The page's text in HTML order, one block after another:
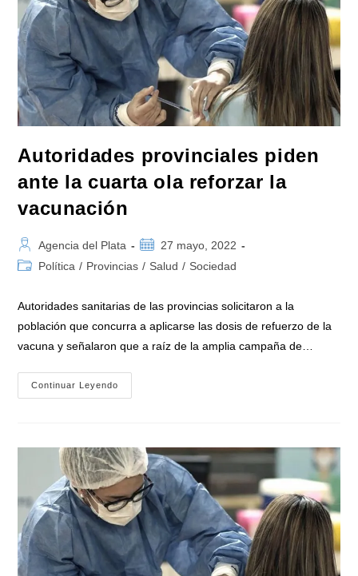
Niños
De
5
11
Años
Autoridades provinciales piden
ante la cuarta ola reforzar la
vacunación
Autor
de
Agencia del Plata
Publicación
de
27 mayo, 2022
Categoría
Política / Provincias / Salud / Sociedad
Autoridades sanitarias de las provincias solicitaron a la
población que concurra a aplicarse las dosis de refuerzo de la
vacuna y señalaron que a raíz de la amplia campaña de…
Continuar Leyendo
Provinciales
Ola
Reforzar
La
Vacunación